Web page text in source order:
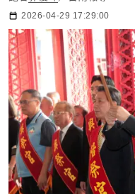
2026-04-29 17:29:00